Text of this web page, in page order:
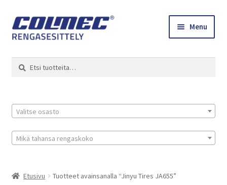
Skip
to
Skip
to
Menu
Colmec
0 tuotetta tarjouspyynnössä
Etsi:
Haku
Valitse osasto
Mikä tahansa rengaskoko
Etusivu Tuotteet avainsanalla “Jinyu Tires JA655”